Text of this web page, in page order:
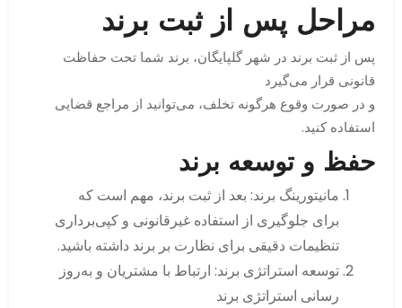
مراحل پس از ثبت برند
پس از ثبت برند در شهر گلپایگان، برند شما تحت حفاظت
قانونی قرار می‌گیرد
و در صورت وقوع هرگونه تخلف، می‌توانید از مراجع قضایی
استفاده کنید.
حفظ و توسعه برند
مانیتورینگ برند: بعد از ثبت برند، مهم است که
برای جلوگیری از استفاده غیرقانونی و کپی‌برداری
تنظیمات دقیقی برای نظارت بر برند داشته باشید.
توسعه استراتژی برند: ارتباط با مشتریان و به‌روز
رسانی استراتژی برند